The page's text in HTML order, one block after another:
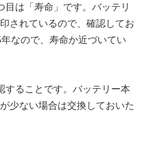
は「寿命」です。バッテリ
されているので、確認してお
なので、寿命か近づいてい
することです。バッテリー本
少ない場合は交換しておいた